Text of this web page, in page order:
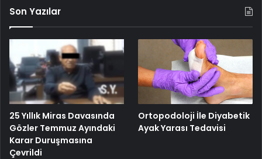
Son Yazılar
25 Yıllık Miras Davasında
Gözler Temmuz Ayındaki
Karar Duruşmasına
Çevrildi
Ortopodoloji İle Diyabetik
Ayak Yarası Tedavisi